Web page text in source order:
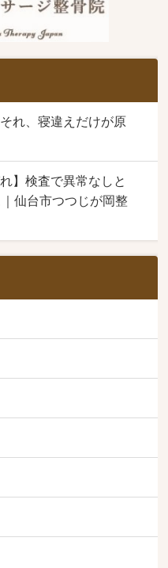
れ、寝違えだけが原
】検査で異常なしと
仙台市つつじが岡整